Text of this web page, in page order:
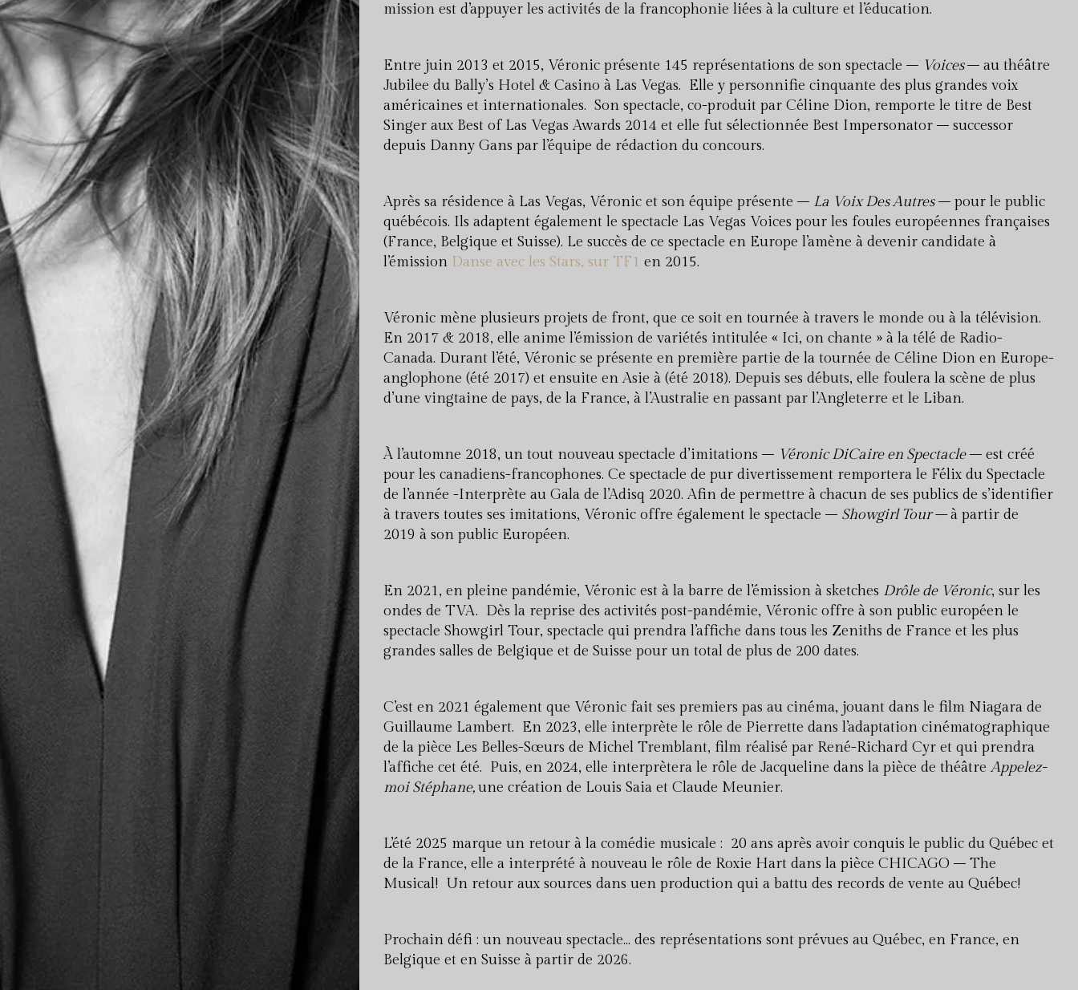
mission est d’appuyer les activités de la francophonie liées à la culture et l’éducation.
Entre juin 2013 et 2015, Véronic présente 145 représentations de son spectacle – Voices– au théâtre
Jubilee du Bally’s Hotel & Casino à Las Vegas. Elle y personnifie cinquante des plus grandes voix
américaines et internationales. Son spectacle, co-produit par Céline Dion, remporte le titre de Best
Singer aux Best of Las Vegas Awards 2014 et elle fut sélectionnée Best Impersonator – successor
depuis Danny Gans par l’équipe de rédaction du concours.
Après sa résidence à Las Vegas, Véronic et son équipe présente – La Voix Des Autres– pour le public
québécois. Ils adaptent également le spectacle Las Vegas Voices pour les foules européennes françaises
(France, Belgique et Suisse). Le succès de ce spectacle en Europe l’amène à devenir candidate à
l’émission Danse avec les Stars, sur TF1 en 2015.
Véronic mène plusieurs projets de front, que ce soit en tournée à travers le monde ou à la télévision.
En 2017 & 2018, elle anime l’émission de variétés intitulée « Ici, on chante » à la télé de Radio-
Canada. Durant l’été, Véronic se présente en première partie de la tournée de Céline Dion en Europe-
anglophone (été 2017) et ensuite en Asie à (été 2018). Depuis ses débuts, elle foulera la scène de plus
d’une vingtaine de pays, de la France, à l’Australie en passant par l’Angleterre et le Liban.
À l’automne 2018, un tout nouveau spectacle d’imitations – Véronic DiCaire en Spectacle– est créé
pour les canadiens-francophones. Ce spectacle de pur divertissement remportera le Félix du Spectacle
de l’année -Interprète au Gala de l’Adisq 2020. Afin de permettre à chacun de ses publics de s’identifier
à travers toutes ses imitations, Véronic offre également le spectacle – Showgirl Tour –à partir de
2019 à son public Européen.
En 2021, en pleine pandémie, Véronic est à la barre de l’émission à sketches Drôle de Véronic, sur les
ondes de TVA. Dès la reprise des activités post-pandémie, Véronic offre à son public européen le
spectacle Showgirl Tour, spectacle qui prendra l’affiche dans tous les Zeniths de France et les plus
grandes salles de Belgique et de Suisse pour un total de plus de 200 dates.
C’est en 2021 également que Véronic fait ses premiers pas au cinéma, jouant dans le film Niagara de
Guillaume Lambert. En 2023, elle interprète le rôle de Pierrette dans l’adaptation cinématographique
de la pièce Les Belles-Sœurs de Michel Tremblant, film réalisé par René-Richard Cyr et qui prendra
l’affiche cet été. Puis, en 2024, elle interprètera le rôle de Jacqueline dans la pièce de théâtreAppelez-
moi Stéphane,une création de Louis Saia et Claude Meunier.
L’été 2025 marque un retour à la comédie musicale : 20 ans après avoir conquis le public du Québec et
de la France, elle a interprété à nouveau le rôle de Roxie Hart dans la pièce CHICAGO – The
Musical! Un retour aux sources dans uen production qui a battu des records de vente au Québec!
Prochain défi : un nouveau spectacle… des représentations sont prévues au Québec, en France, en
Belgique et en Suisse à partir de 2026.